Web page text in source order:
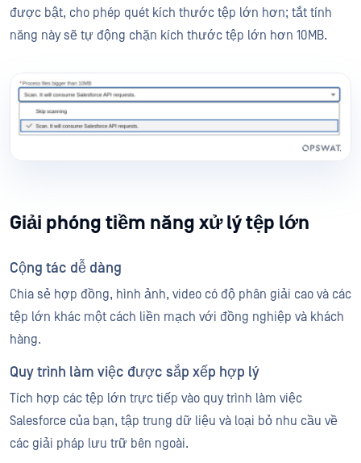
được bật, cho phép quét kích thước tệp lớn hơn; tắt tính
năng này sẽ tự động chặn kích thước tệp lớn hơn 10MB.
Giải phóng tiềm năng xử lý tệp lớn
Cộng tác dễ dàng
Chia sẻ hợp đồng, hình ảnh, video có độ phân giải cao và các
tệp lớn khác một cách liền mạch với đồng nghiệp và khách
hàng.
Quy trình làm việc được sắp xếp hợp lý
Tích hợp các tệp lớn trực tiếp vào quy trình làm việc
Salesforce của bạn, tập trung dữ liệu và loại bỏ nhu cầu về
các giải pháp lưu trữ bên ngoài.